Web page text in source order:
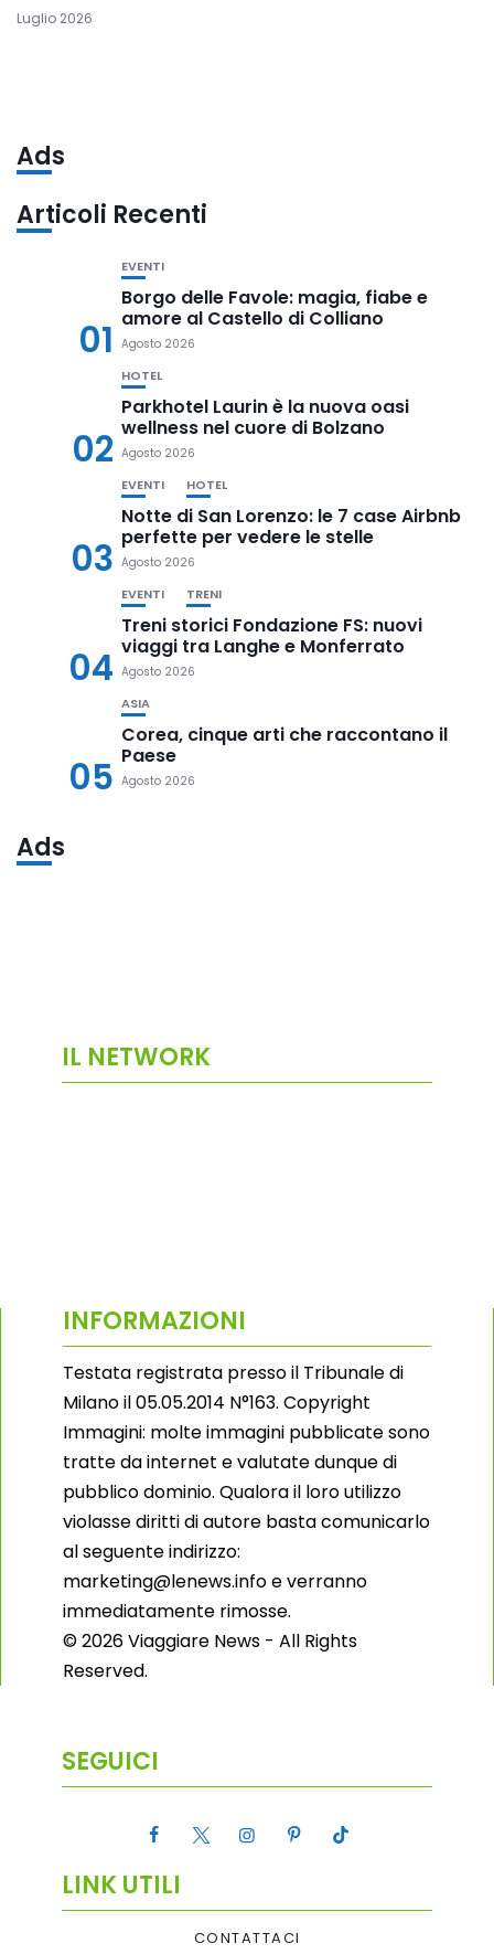
Luglio 2026
Ads
Articoli Recenti
01
EVENTI
Borgo delle Favole: magia, fiabe e
amore al Castello di Colliano
Agosto 2026
02
HOTEL
Parkhotel Laurin è la nuova oasi
wellness nel cuore di Bolzano
Agosto 2026
03
EVENTI HOTEL
Notte di San Lorenzo: le 7 case Airbnb
perfette per vedere le stelle
Agosto 2026
04
EVENTI TRENI
Treni storici Fondazione FS: nuovi
viaggi tra Langhe e Monferrato
Agosto 2026
05
ASIA
Corea, cinque arti che raccontano il
Paese
Agosto 2026
Ads
IL NETWORK
INFORMAZIONI
Testata registrata presso il Tribunale di
Milano il 05.05.2014 N°163. Copyright
Immagini: molte immagini pubblicate sono
tratte da internet e valutate dunque di
pubblico dominio. Qualora il loro utilizzo
violasse diritti di autore basta comunicarlo
al seguente indirizzo:
marketing@lenews.info e verranno
immediatamente rimosse.
© 2026 Viaggiare News - All Rights
Reserved.
SEGUICI
LINK UTILI
CONTATTACI